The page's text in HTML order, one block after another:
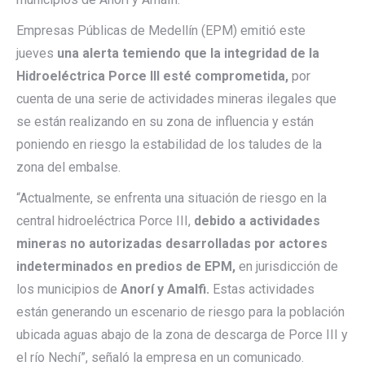
Empresas Públicas de Medellín (EPM) emitió este
jueves una alerta temiendo que la integridad de la
Hidroeléctrica Porce III esté comprometida, por
cuenta de una serie de actividades mineras ilegales que
se están realizando en su zona de influencia y están
poniendo en riesgo la estabilidad de los taludes de la
zona del embalse.
“Actualmente, se enfrenta una situación de riesgo en la
central hidroeléctrica Porce III, debido a actividades
mineras no autorizadas desarrolladas por actores
indeterminados en predios de EPM, en jurisdicción de
los municipios de Anorí y Amalfi. Estas actividades
están generando un escenario de riesgo para la población
ubicada aguas abajo de la zona de descarga de Porce III y
el río Nechí”, señaló la empresa en un comunicado.